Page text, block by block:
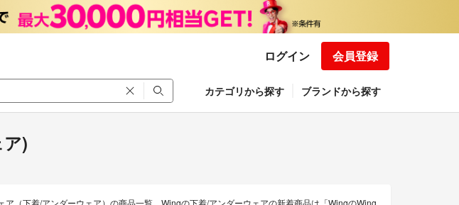
ログイン 会員登録
カテゴリから探す ブランドから探す
)
ア（下着/アンダーウェア）の商品一覧。Wingの下着/アンダーウェアの新着商品は「WingのWing